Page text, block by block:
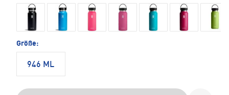
Größe:
946 ML